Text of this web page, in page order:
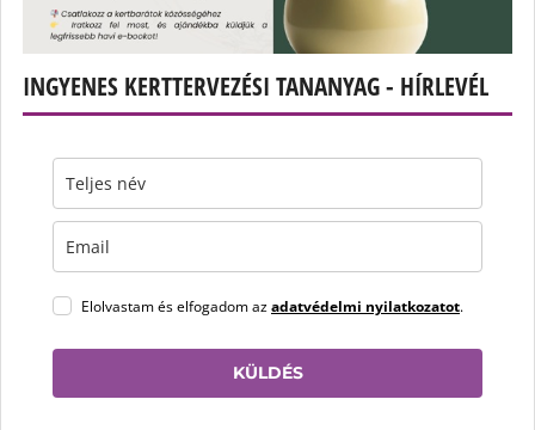
INGYENES KERTTERVEZÉSI TANANYAG - HÍRLEVÉL
Elolvastam és elfogadom azadatvédelmi nyilatkozatot.
KÜLDÉS